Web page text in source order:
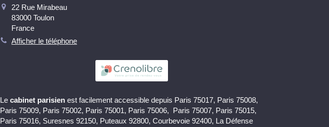
22 Rue Mirabeau
83000 Toulon
France
Afficher le téléphone
Le cabinet parisien est facilement accessible depuis Paris 75017, Paris 75008,
Paris 75009, Paris 75002, Paris 75001, Paris 75006, Paris 75007, Paris 75015,
Paris 75016, Suresnes 92150, Puteaux 92800, Courbevoie 92400, La Défense